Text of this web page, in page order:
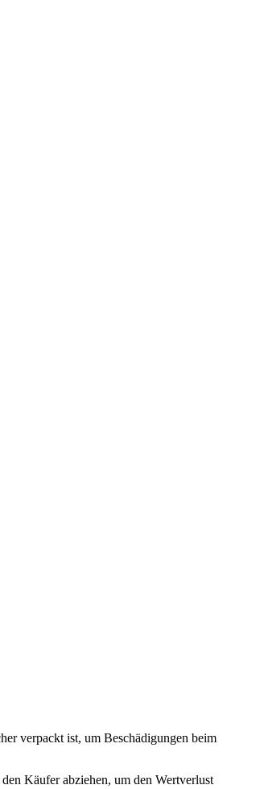
verpackt ist, um Beschädigungen beim
Käufer abziehen, um den Wertverlust